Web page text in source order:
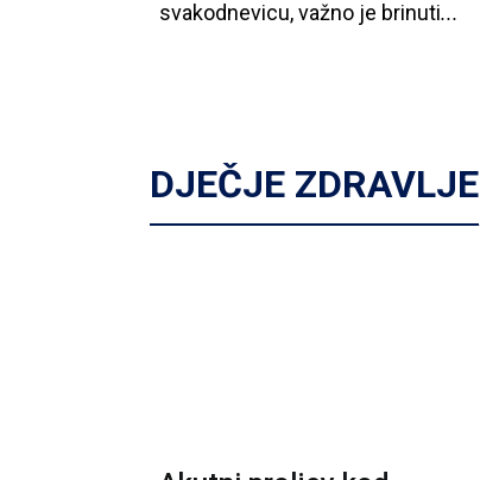
svakodnevicu, važno je brinuti...
DJEČJE ZDRAVLJE